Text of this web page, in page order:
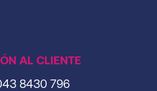
AL CLIENTE
8430 796